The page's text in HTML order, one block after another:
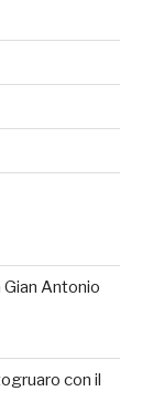
Antonio
con il